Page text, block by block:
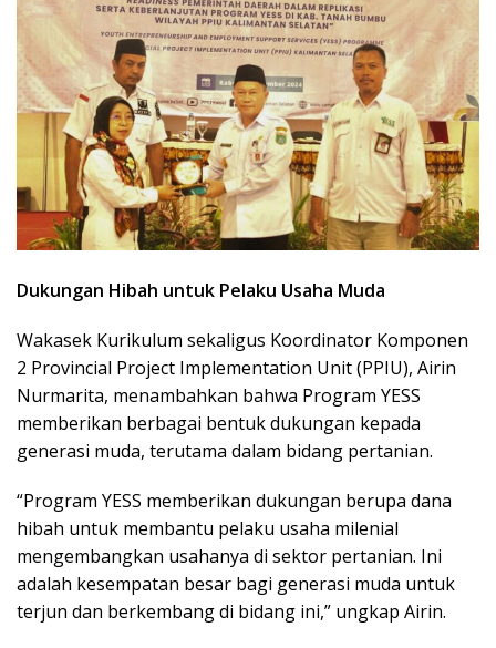
Dukungan Hibah untuk Pelaku Usaha Muda
Wakasek Kurikulum sekaligus Koordinator Komponen
2 Provincial Project Implementation Unit (PPIU), Airin
Nurmarita, menambahkan bahwa Program YESS
memberikan berbagai bentuk dukungan kepada
generasi muda, terutama dalam bidang pertanian.
“Program YESS memberikan dukungan berupa dana
hibah untuk membantu pelaku usaha milenial
mengembangkan usahanya di sektor pertanian. Ini
adalah kesempatan besar bagi generasi muda untuk
terjun dan berkembang di bidang ini,” ungkap Airin.